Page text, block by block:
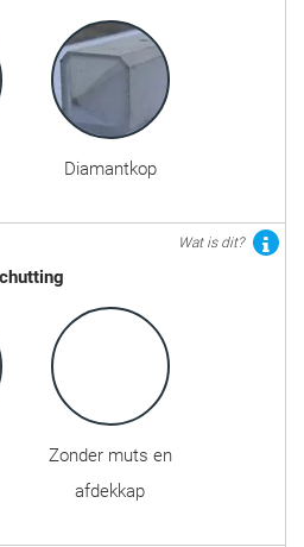
Diamantkop
Wat is dit?
Zonder muts en
afdekkap